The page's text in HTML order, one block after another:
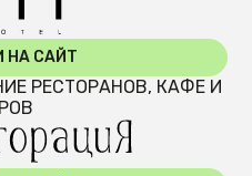
НА САЙТ
РЕСТОРАНОВ, КАФЕ И